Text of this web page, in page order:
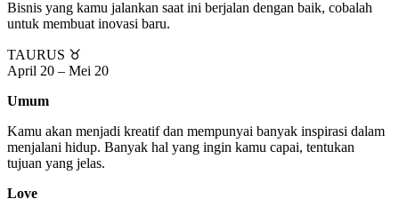
Bisnis yang kamu jalankan saat ini berjalan dengan baik, cobalah
untuk membuat inovasi baru.
TAURUS ♉
April 20 – Mei 20
Umum
Kamu akan menjadi kreatif dan mempunyai banyak inspirasi dalam
menjalani hidup. Banyak hal yang ingin kamu capai, tentukan
tujuan yang jelas.
Love